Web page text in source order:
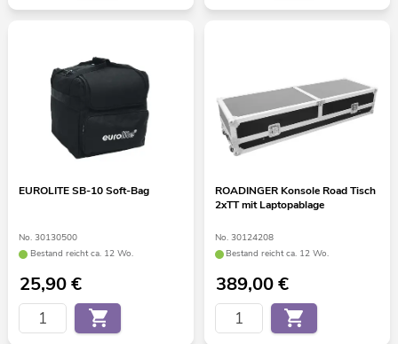
EUROLITE SB-10 Soft-Bag
No. 30130500
Bestand reicht ca. 12 Wo.
25,90€
ROADINGER Konsole Road Tisch
2xTT mit Laptopablage
No. 30124208
Bestand reicht ca. 12 Wo.
389,00€